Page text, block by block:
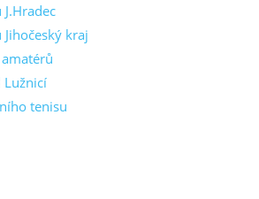
kraj
Lužnicí
tenisu